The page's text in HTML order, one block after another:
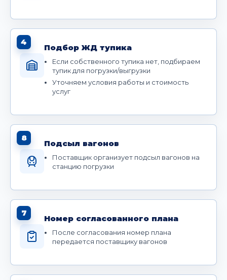
4
Подбор ЖД тупика
Если собственного тупика нет, подбираем
тупик для погрузки/выгрузки
Уточняем условия работы и стоимость
услуг
8
Подсыл вагонов
Поставщик организует подсыл вагонов на
станцию погрузки
7
Номер согласованного плана
После согласования номер плана
передается поставщику вагонов